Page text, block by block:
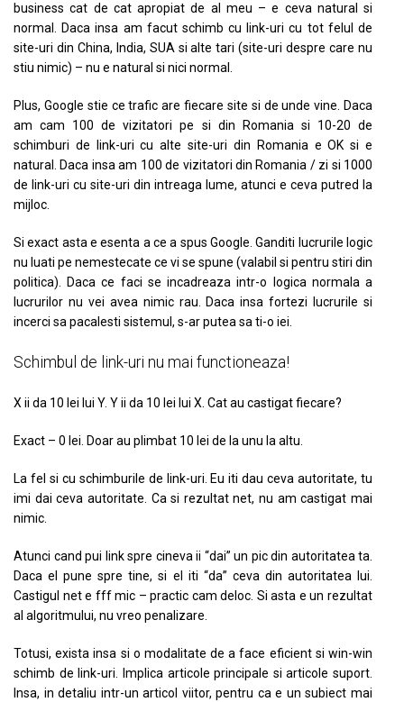
business cat de cat apropiat de al meu – e ceva natural si
normal. Daca insa am facut schimb cu link-uri cu tot felul de
site-uri din China, India, SUA si alte tari (site-uri despre care nu
stiu nimic) – nu e natural si nici normal.
Plus, Google stie ce trafic are fiecare site si de unde vine. Daca
am cam 100 de vizitatori pe si din Romania si 10-20 de
schimburi de link-uri cu alte site-uri din Romania e OK si e
natural. Daca insa am 100 de vizitatori din Romania / zi si 1000
de link-uri cu site-uri din intreaga lume, atunci e ceva putred la
mijloc.
Si exact asta e esenta a ce a spus Google. Ganditi lucrurile logic
nu luati pe nemestecate ce vi se spune (valabil si pentru stiri din
politica). Daca ce faci se incadreaza intr-o logica normala a
lucrurilor nu vei avea nimic rau. Daca insa fortezi lucrurile si
incerci sa pacalesti sistemul, s-ar putea sa ti-o iei.
Schimbul de link-uri nu mai functioneaza!
X ii da 10 lei lui Y. Y ii da 10 lei lui X. Cat au castigat fiecare?
Exact – 0 lei. Doar au plimbat 10 lei de la unu la altu.
La fel si cu schimburile de link-uri. Eu iti dau ceva autoritate, tu
imi dai ceva autoritate. Ca si rezultat net, nu am castigat mai
nimic.
Atunci cand pui link spre cineva ii “dai” un pic din autoritatea ta.
Daca el pune spre tine, si el iti “da” ceva din autoritatea lui.
Castigul net e fff mic – practic cam deloc. Si asta e un rezultat
al algoritmului, nu vreo penalizare.
Totusi, exista insa si o modalitate de a face eficient si win-win
schimb de link-uri. Implica articole principale si articole suport.
Insa, in detaliu intr-un articol viitor, pentru ca e un subiect mai